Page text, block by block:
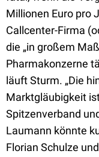
Millionen Euro pro
Callcenter-Firma
die „in großem
Pharmakonzerne
läuft Sturm. „Die
Marktgläubigkeit
Spitzenverband
Laumann könnte
Florian Schulze